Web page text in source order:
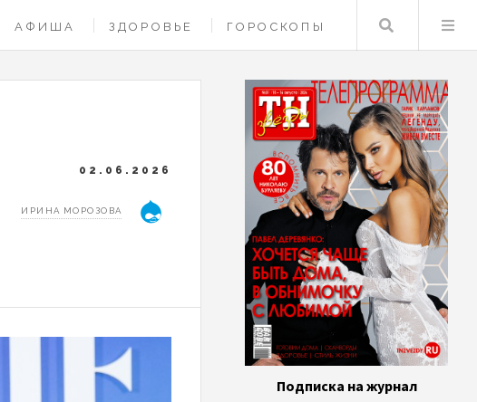
АФИША ЗДОРОВЬЕ ГОРОСКОПЫ Поиск
02.06.2026
ИРИНА МОРОЗОВА
Подписка на журнал